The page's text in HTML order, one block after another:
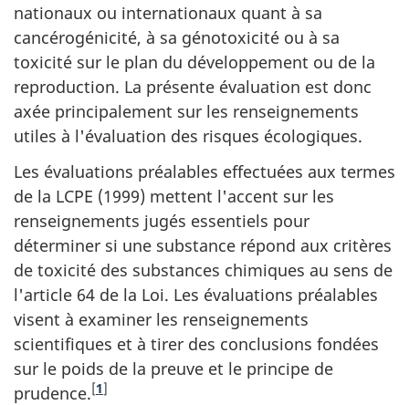
nationaux ou internationaux quant à sa
cancérogénicité, à sa génotoxicité ou à sa
toxicité sur le plan du développement ou de la
reproduction. La présente évaluation est donc
axée principalement sur les renseignements
utiles à l'évaluation des risques écologiques.
Les évaluations préalables effectuées aux termes
de la LCPE (1999) mettent l'accent sur les
renseignements jugés essentiels pour
déterminer si une substance répond aux critères
de toxicité des substances chimiques au sens de
l'article 64 de la Loi. Les évaluations préalables
visent à examiner les renseignements
scientifiques et à tirer des conclusions fondées
sur le poids de la preuve et le principe de
prudence.[1]